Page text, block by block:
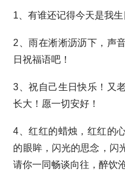
1、有谁还记得今天是我生
2、雨在淅淅沥沥下，声
日祝福语吧！
3、祝自己生日快乐！又
长大！愿一切安好！
4、红红的蜡烛，红红的
的眼眸，闪光的思念，闪
请你一同畅谈向往，醉饮